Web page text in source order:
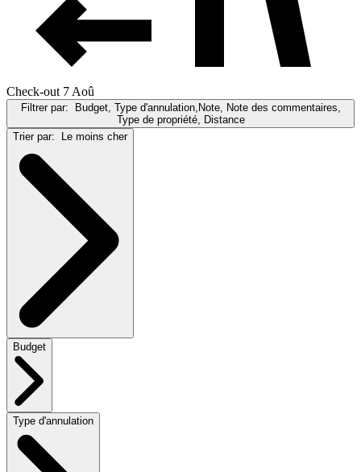
Check-out 7 Aoû
Filtrer par:
Budget, Type d'annulation,Note, Note des commentaires,
Type de propriété, Distance
Trier par:
Le moins cher
Budget
Type d'annulation